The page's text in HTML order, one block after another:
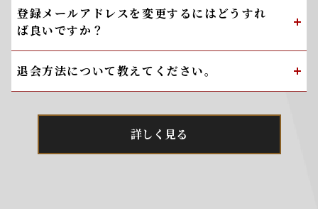
登録メールアドレスを変更するにはどうすれ
ば良いですか？
退会方法について教えてください。
詳しく見る